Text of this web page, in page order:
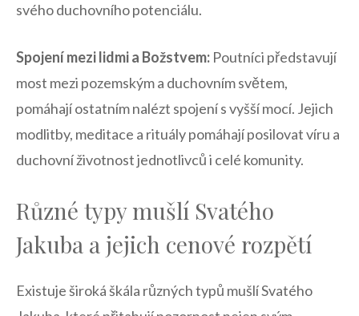
svého duchovního⁣ potenciálu.
Spojení mezi lidmi a Božstvem: Poutníci představují
most mezi pozemským a duchovním světem,
pomáhají ostatním⁢ nalézt spojení‌ s vyšší mocí. Jejich​
modlitby, meditace ⁣a rituály pomáhají posilovat víru a
duchovní životnost jednotlivců i celé komunity.
Různé typy mušlí Svatého
Jakuba​ a jejich cenové ‍rozpětí
Existuje široká škála různých ⁢typů mušlí Svatého